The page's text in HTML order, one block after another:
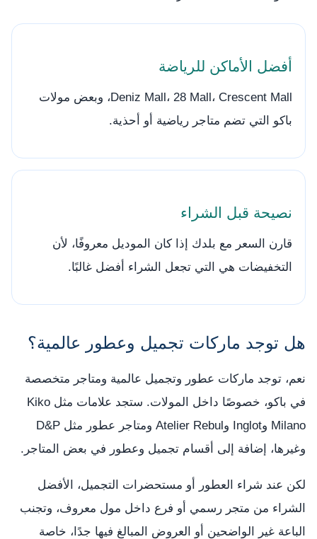
أفضل الأماكن للرياضة
Deniz Mall، 28 Mall، Crescent Mall، وبعض مولات
باكو التي تضم متاجر رياضية أو أحذية.
نصيحة قبل الشراء
قارن السعر مع بلدك إذا كان الموديل معروفًا، لأن
التخفيضات هي التي تجعل الشراء أفضل غالبًا.
هل توجد ماركات تجميل وعطور عالمية؟
نعم، توجد ماركات عطور وتجميل عالمية ومتاجر متخصصة
في باكو، خصوصًا داخل المولات. ستجد علامات مثل Kiko
Milano وInglot وAtelier Rebul ومتاجر عطور مثل D&P
وغيرها، إضافة إلى أقسام تجميل وعطور في بعض المتاجر.
لكن عند شراء العطور أو مستحضرات التجميل، الأفضل
الشراء من متجر رسمي أو فرع داخل مول معروف، وتجنب
الباعة غير الواضحين أو العروض المبالغ فيها جدًا، خاصة